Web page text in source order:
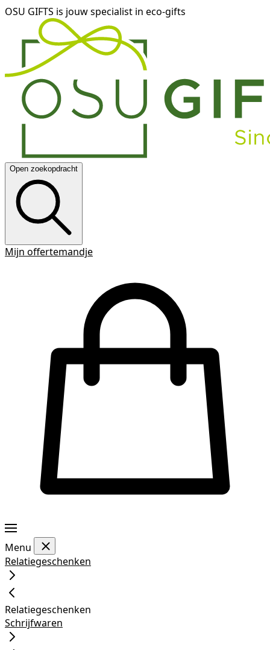
OSU GIFTS is jouw specialist in eco-gifts
Open zoekopdracht
Mijn offertemandje
Menu
Relatiegeschenken
Relatiegeschenken
Schrijfwaren